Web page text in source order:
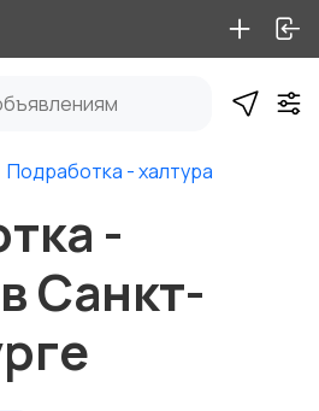
Подработка - халтура
-
Санкт-